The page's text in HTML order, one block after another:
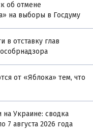
об отмене
на выборы в Госдуму
в отставку глав
от «Яблока» тем, что
Украине: сводка
августа 2026 года